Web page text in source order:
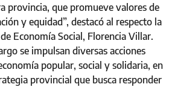
provincia, que promueve valores de
y equidad”, destacó al respecto la
Economía Social, Florencia Villar.
se impulsan diversas acciones
popular, social y solidaria, en
provincial que busca responder